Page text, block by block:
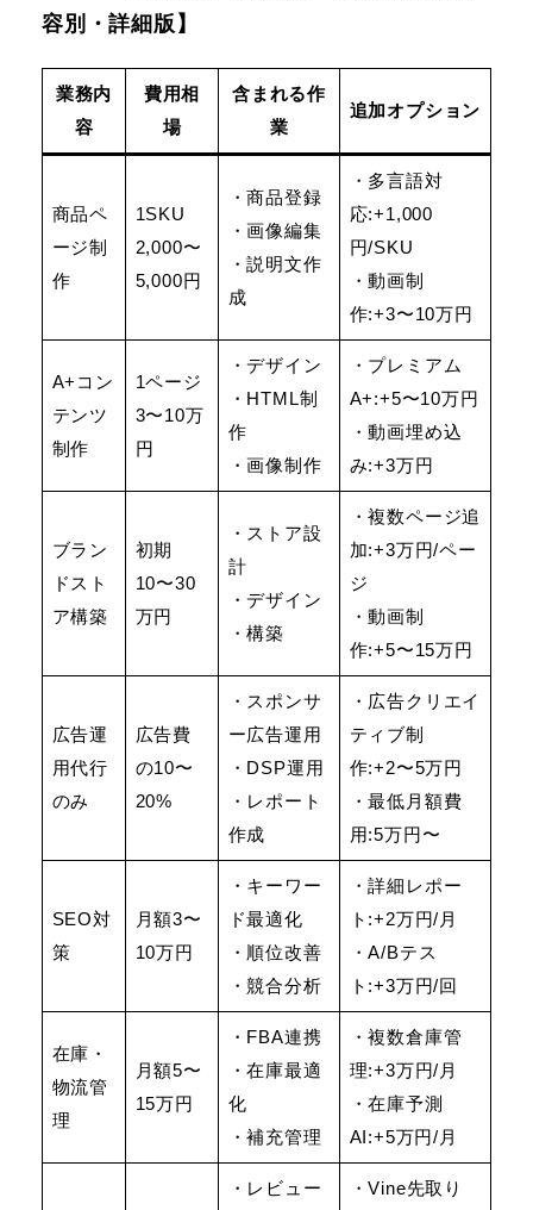
容別・詳細版】
業務内
容
費用相
場
含まれる作
業
追加オプション
商品ペ
ージ制
作
1SKU
2,000〜
5,000円
・商品登録
・画像編集
・説明文作
成
・多言語対
応:+1,000
円/SKU
・動画制
作:+3〜10万円
A+コン
テンツ
制作
1ページ
3〜10万
円
・デザイン
・HTML制
作
・画像制作
・プレミアム
A+:+5〜10万円
・動画埋め込
み:+3万円
ブラン
ドスト
ア構築
初期
10〜30
万円
・ストア設
計
・デザイン
・構築
・複数ページ追
加:+3万円/ペー
ジ
・動画制
作:+5〜15万円
広告運
用代行
のみ
広告費
の10〜
20%
・スポンサ
ー広告運用
・DSP運用
・レポート
作成
・広告クリエイ
ティブ制
作:+2〜5万円
・最低月額費
用:5万円〜
SEO対
策
月額3〜
10万円
・キーワー
ド最適化
・順位改善
・競合分析
・詳細レポー
ト:+2万円/月
・A/Bテス
ト:+3万円/回
在庫・
物流管
理
月額5〜
15万円
・FBA連携
・在庫最適
化
・補充管理
・複数倉庫管
理:+3万円/月
・在庫予測
AI:+5万円/月
・レビュー
・Vine先取り